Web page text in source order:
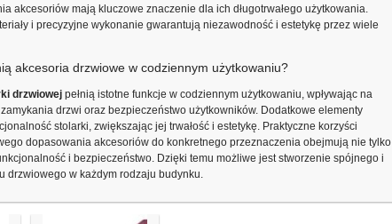
akcesoriów mają kluczowe znaczenie dla ich długotrwałego użytkowania.
i precyzyjne wykonanie gwarantują niezawodność i estetykę przez wiele
akcesoria drzwiowe w codziennym użytkowaniu?
drzwiowejpełnią istotne funkcje w codziennym użytkowaniu, wpływając na
drzwi oraz bezpieczeństwo użytkowników. Dodatkowe elementy
stolarki, zwiększając jej trwałość i estetykę. Praktyczne korzyści
dopasowania akcesoriów do konkretnego przeznaczenia obejmują nie tylko
i bezpieczeństwo. Dzięki temu możliwe jest stworzenie spójnego i
drzwiowego w każdym rodzaju budynku.